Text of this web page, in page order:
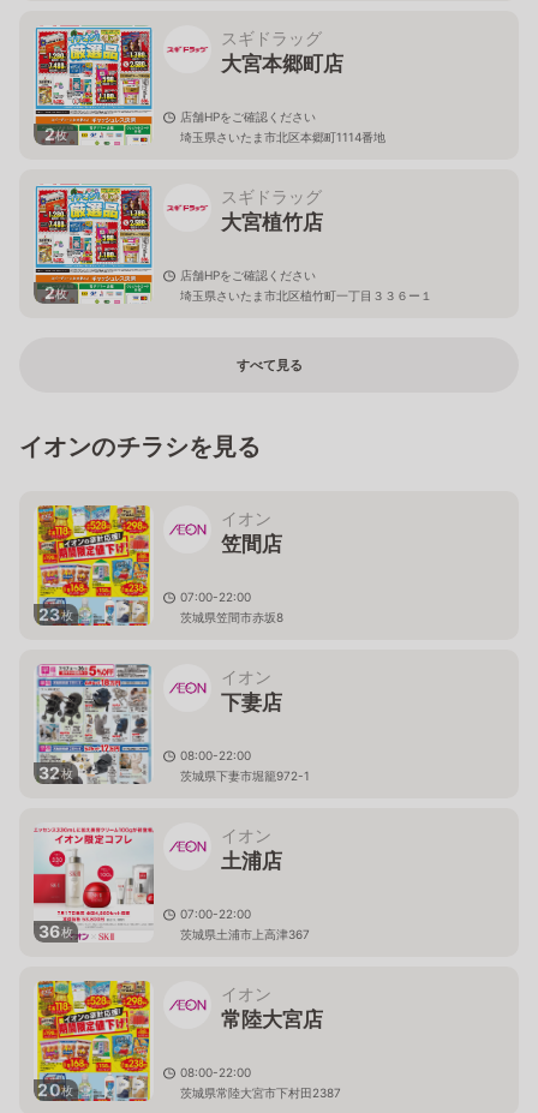
2枚
スギドラッグ
大宮本郷町店
店舗HPをご確認ください
埼玉県さいたま市北区本郷町1114番地
2枚
スギドラッグ
大宮植竹店
店舗HPをご確認ください
埼玉県さいたま市北区植竹町一丁目３３６ー１
すべて見る
イオンのチラシを見る
23枚
イオン
笠間店
07:00-22:00
茨城県笠間市赤坂8
32枚
イオン
下妻店
08:00-22:00
茨城県下妻市堀籠972-1
36枚
イオン
土浦店
07:00-22:00
茨城県土浦市上高津367
20枚
イオン
常陸大宮店
08:00-22:00
茨城県常陸大宮市下村田2387